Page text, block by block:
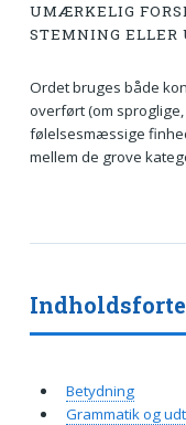
UMÆRKELIG
STEMNING ELLER
Ordet bruges både
overført (om
følelsesmæssige
mellem de grove
Betydning
Grammatik og